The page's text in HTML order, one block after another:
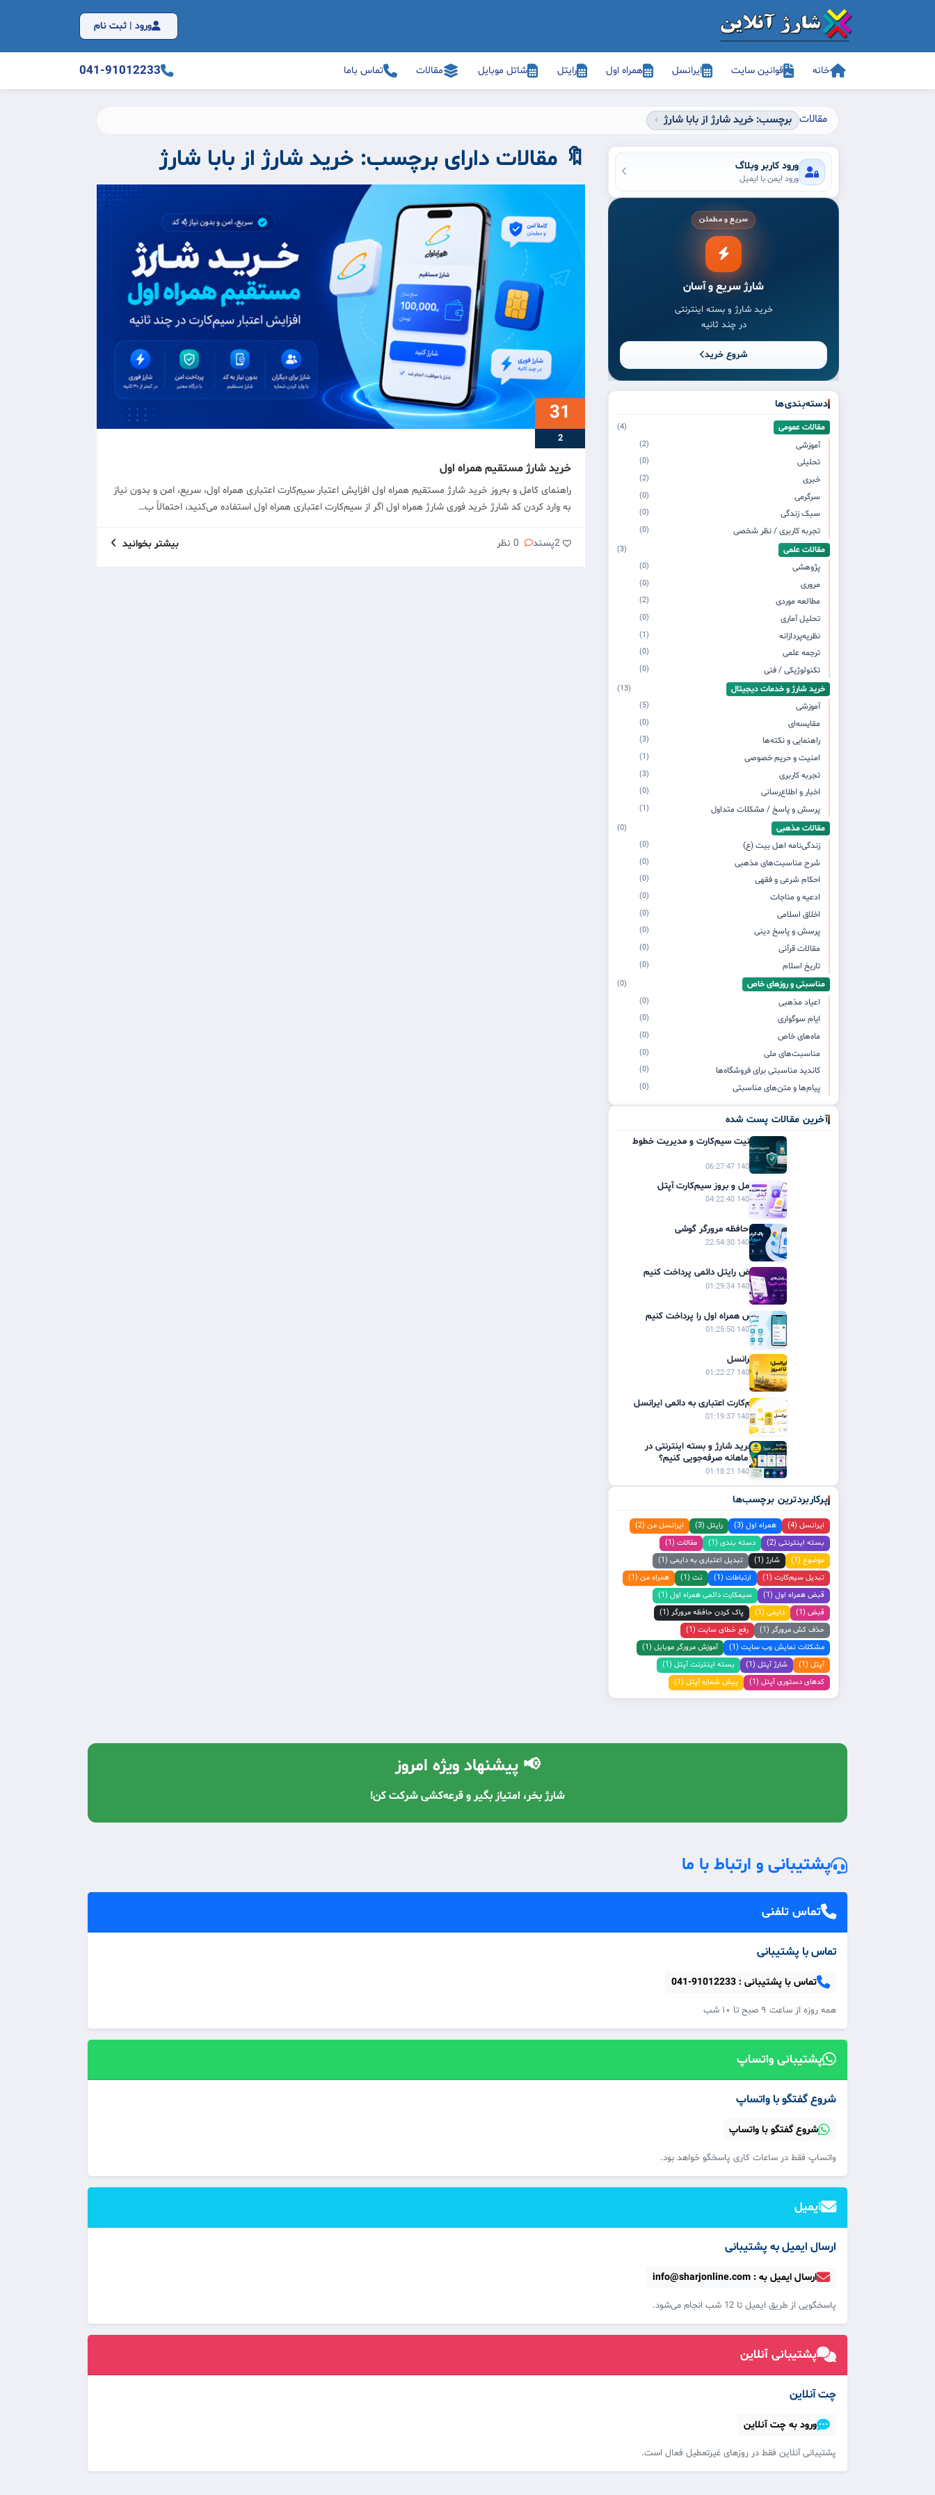
ورود | ثبت نام
خانه قوانین سایت ایرانسل همراه اول رایتل شاتل موبایل مقالات تماس باما 041-91012233
مقالات برچسب: خرید شارژ از بابا شارژ
ورود کاربر وبلاگ
ورود ایمن با ایمیل
سریع و مطمئن
شارژ سریع و آسان
خرید شارژ و بسته اینترنتی
در چند ثانیه
شروع خرید
دسته‌بندی‌ها
مقالات عمومی (4)
آموزشی (2)
تحلیلی (0)
خبری (2)
سرگرمی (0)
سبک زندگی (0)
تجربه کاربری / نظر شخصی (0)
مقالات علمی (3)
پژوهشی (0)
مروری (0)
مطالعه موردی (2)
تحلیل آماری (0)
نظریه‌پردازانه (1)
ترجمه علمی (0)
تکنولوژیکی / فنی (0)
خرید شارژ و خدمات دیجیتال (13)
آموزشی (5)
مقایسه‌ای (0)
راهنمایی و نکته‌ها (3)
امنیت و حریم خصوصی (1)
تجربه کاربری (3)
اخبار و اطلاع‌رسانی (0)
پرسش و پاسخ / مشکلات متداول (1)
مقالات مذهبی (0)
زندگی‌نامه اهل بیت (ع) (0)
شرح مناسبت‌های مذهبی (0)
احکام شرعی و فقهی (0)
ادعیه و مناجات (0)
اخلاق اسلامی (0)
پرسش و پاسخ دینی (0)
مقالات قرآنی (0)
تاریخ اسلام (0)
مناسبتی و روزهای خاص (0)
اعیاد مذهبی (0)
ایام سوگواری (0)
ماه‌های خاص (0)
مناسبت‌های ملی (0)
کاندید مناسبتی برای فروشگاه‌ها (0)
پیام‌ها و متن‌های مناسبتی (0)
آخرین مقالات پست شده
راهنمای امنیت سیم‌کارت و مدیریت خطوط
موبایل
1405/03/21 06:27:47
راهنمای کامل و بروز سیم‌کارت آپتل
1405/03/20 04:22:40
پاک کردن حافظه مرورگر گوشی
1405/03/19 22:54:30
چگونه قبوض رایتل دائمی پرداخت کنیم
1405/02/31 01:29:34
چگونه قبض همراه اول را پرداخت کنیم
1405/02/31 01:25:50
تاریخچه ایرانسل
1405/02/31 01:22:27
تبدیل سیم‌کارت اعتباری به دائمی ایرانسل
1405/02/31 01:19:37
چگونه با خرید شارژ و بسته اینترنتی در
هزینه‌های ماهانه صرفه‌جویی کنیم؟
1405/02/31 01:18:21
پرکاربردترین برچسب‌ها
ایرانسل (4) همراه اول (3) رایتل (3)
ایرانسل من (2)
بسته اینترنتی (2)
دسته بندی (1)
مقالات (1)
موضوع (1)
شارژ (1)
تبدیل اعتباری به دایمی (1)
تبدیل سیم‌کارت (1)
ارتباطات (1) نت (1)
همراه من (1)
قبض همراه اول (1)
سیمکارت دائمی همراه اول (1)
قبض (1)
دایمی (1)
پاک کردن حافظه مرورگر (1)
حذف کش مرورگر (1)
رفع خطای سایت (1)
مشکلات نمایش وب سایت (1)
آموزش مرورگر موبایل (1)
آپتل (1)
شارژ آپتل (1)
بسته اینترنت آپتل (1)
کدهای دستوری آپتل (1)
پیش شماره آپتل (1)
🔖 مقالات دارای برچسب: خرید شارژ از بابا شارژ
31
2
خرید شارژ مستقیم همراه اول
راهنمای کامل و به‌روز خرید شارژ مستقیم همراه اول افزایش اعتبار سیم‌کارت اعتباری همراه اول، سریع، امن و بدون نیاز
به وارد کردن کد شارژ خرید فوری شارژ همراه اول اگر از سیم‌کارت اعتباری همراه اول استفاده می‌کنید، احتمالاً ب…
2پسند بیشتر بخوانید
📢 پیشنهاد ویژه امروز
با معرفی دوستان، شارژ رایگان دریافت کن! 🔥
پشتیبانی و ارتباط با ما
تماس تلفنی
تماس با پشتیبانی
تماس با پشتیبانی : 041-91012233
همه‌ روزه از ساعت ۹ صبح تا ۱۰ شب
پشتیبانی واتساپ
شروع گفتگو با واتساپ
شروع گفتگو با واتساپ
واتساپ فقط در ساعات کاری پاسخگو خواهد بود.
ایمیل
ارسال ایمیل به پشتیبانی
ارسال ایمیل به : info@sharjonline.com
پاسخگویی از طریق ایمیل تا 12 شب انجام می‌شود.
پشتیبانی آنلاین
چت آنلاین
ورود به چت آنلاین
پشتیبانی آنلاین فقط در روزهای غیرتعطیل فعال است.